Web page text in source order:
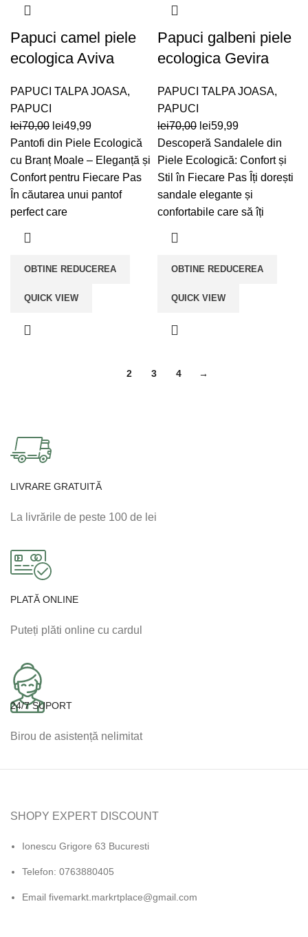
Papuci camel piele
ecologica Aviva
PAPUCI TALPA JOASA,
PAPUCI
lei70,00 Prețul
inițial
a
fost:
lei70,00.
lei49,99Prețul
curent
este:
lei49,99.
Pantofi din Piele Ecologică
cu Branț Moale – Eleganță și
Confort pentru Fiecare Pas
În căutarea unui pantof
perfect care
OBTINE REDUCEREA
QUICK VIEW
Papuci galbeni piele
ecologica Gevira
PAPUCI TALPA JOASA,
PAPUCI
lei70,00 Prețul
inițial
a
fost:
lei70,00.
lei59,99Prețul
curent
este:
lei59,99.
Descoperă Sandalele din
Piele Ecologică: Confort și
Stil în Fiecare Pas Îți dorești
sandale elegante și
confortabile care să îți
OBTINE REDUCEREA
QUICK VIEW
2 3 4 →
LIVRARE GRATUITĂ
La livrările de peste 100 de lei
PLATĂ ONLINE
Puteți plăti online cu cardul
24/7 SUPORT
Birou de asistență nelimitat
SHOPY EXPERT DISCOUNT
Ionescu Grigore 63 Bucuresti
Telefon: 0763880405
Email fivemarkt.markrtplace@gmail.com